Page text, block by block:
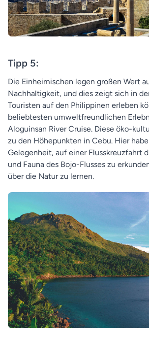
Tipp 5:
Die Einheimischen legen großen Wert
Nachhaltigkeit, und dies zeigt sich in
Touristen auf den Philippinen erleben
beliebtesten umweltfreundlichen
Aloguinsan River Cruise. Diese öko-
zu den Höhepunkten in Cebu. Hier
Gelegenheit, auf einer Flusskreuzfahrt
und Fauna des Bojo-Flusses zu
über die Natur zu lernen.